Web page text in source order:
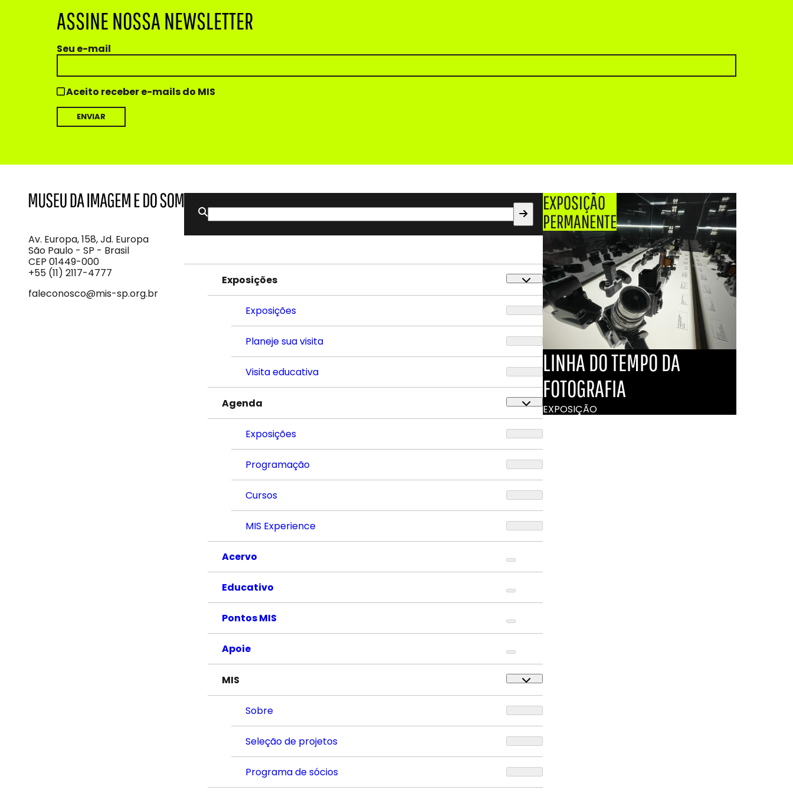
ASSINE NOSSA NEWSLETTER
Seu e-mail
Aceito receber e-mails do MIS
Imagem
e
do
Som
Av. Europa, 158, Jd. Europa
São Paulo - SP - Brasil
CEP 01449-000
+55 (11) 2117-4777
faleconosco@mis-sp.org.br
Buscar
por:
Exposições
Exposições
Planeje sua visita
Visita educativa
Agenda
Exposições
Programação
Cursos
MIS Experience
Acervo
Educativo
Pontos MIS
Apoie
MIS
Sobre
Seleção de projetos
Programa de sócios
EXPOSIÇÃO
PERMANENTE
LINHA DO TEMPO DA
FOTOGRAFIA
EXPOSIÇÃO